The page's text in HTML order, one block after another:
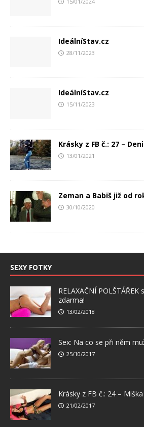
IdeálníStav.cz
28/11/2023
IdeálníStav.cz
15/11/2023
Krásky z FB č.: 27 –
13/01/2021
Zeman a Babiš již od
30/10/2020
SEXY FOTKY
RELAXAČNÍ
zdarma!
13/02/2018
Sex: Na co se při něm
25/10/2017
Krásky z FB č.: 24 –
21/02/2017